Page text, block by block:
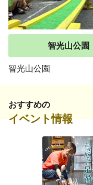
智光山公園
智光山公園
おすすめの
イベント情報